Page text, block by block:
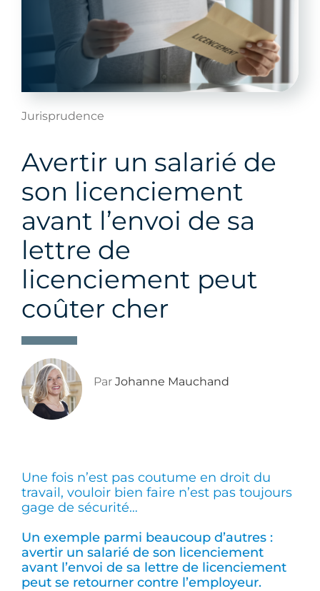
Jurisprudence
Avertir un salarié de
son licenciement
avant l’envoi de sa
lettre de
licenciement peut
coûter cher
Par Johanne Mauchand
Une fois n’est pas coutume en droit du
travail, vouloir bien faire n’est pas toujours
gage de sécurité…
Un exemple parmi beaucoup d’autres :
avertir un salarié de son licenciement
avant l’envoi de sa lettre de licenciement
peut se retourner contre l’employeur.